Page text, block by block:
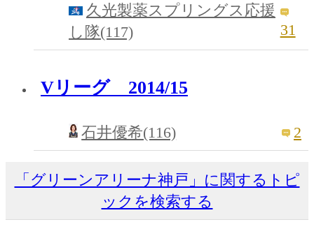
久光製薬スプリングス応援
し隊(117)
31
Vリーグ 2014/15
石井優希(116) 2
「グリーンアリーナ神戸」に関するトピ
ックを検索する